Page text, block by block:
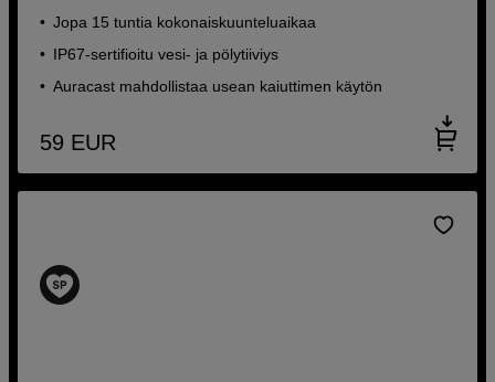
Jopa 15 tuntia kokonaiskuunteluaikaa
IP67-sertifioitu vesi- ja pölytiiviys
Auracast mahdollistaa usean kaiuttimen käytön
59 EUR